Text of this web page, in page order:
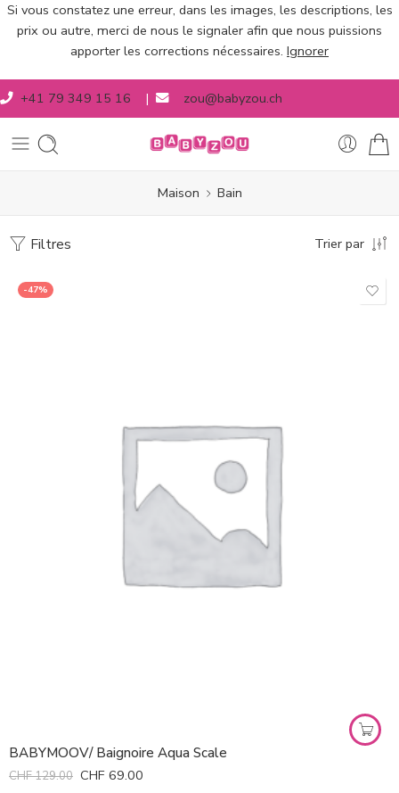
Si vous constatez une erreur, dans les images, les descriptions, les
prix ou autre, merci de nous le signaler afin que nous puissions
apporter les corrections nécessaires. Ignorer
+41 79 349 15 16 | zou@babyzou.ch
Maison Bain
Filtres Trier par
-47%
BABYMOOV/ Baignoire Aqua Scale
CHF129.00 CHF 69.00